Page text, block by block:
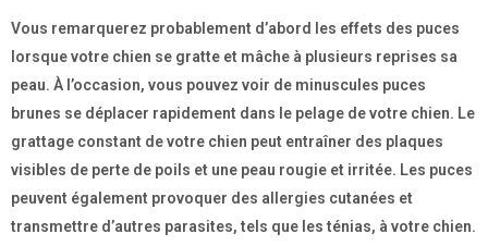
Vous remarquerez probablement d’abord les effets des puces
lorsque votre chien se gratte et mâche à plusieurs reprises sa
peau. À l’occasion, vous pouvez voir de minuscules puces
brunes se déplacer rapidement dans le pelage de votre chien. Le
grattage constant de votre chien peut entraîner des plaques
visibles de perte de poils et une peau rougie et irritée. Les puces
peuvent également provoquer des allergies cutanées et
transmettre d’autres parasites, tels que les ténias, à votre chien.